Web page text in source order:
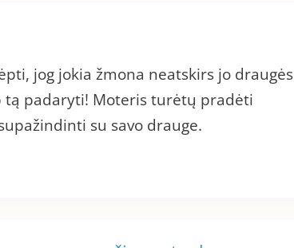
jog jokia žmona neatskirs jo draugės
tą padaryti! Moteris turėtų pradėti
su savo drauge.